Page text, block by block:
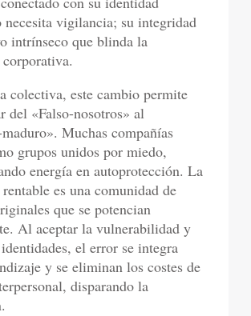
vigilancia; su integridad
intrínseco que blinda la
colectiva, este cambio permite
del «Falso-nosotros» al
Muchas compañías
grupos unidos por miedo,
energía en autoprotección. La
es una comunidad de
que se potencian
Al aceptar la vulnerabilidad y
el error se integra
y se eliminan los costes de
disparando la